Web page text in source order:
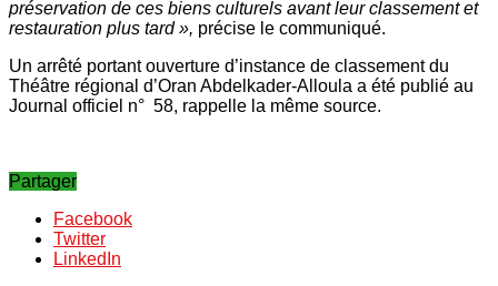
préservation de ces biens culturels avant leur classement et
restauration plus tard », précise le communiqué.
Un arrêté portant ouverture d’instance de classement du
Théâtre régional d’Oran Abdelkader-Alloula a été publié au
Journal officiel n° 58, rappelle la même source.
Partager
Facebook
Twitter
LinkedIn